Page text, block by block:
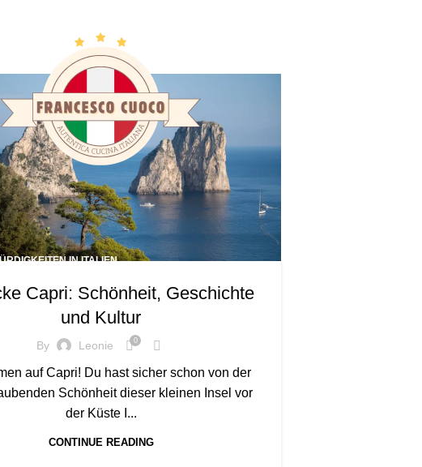
Marina
IN ITALIEN
Capri: Schönheit, Geschichte
und Kultur
By Leonie 0
auf Capri! Du hast sicher schon von der
Schönheit dieser kleinen Insel vor
der Küste I...
CONTINUE READING